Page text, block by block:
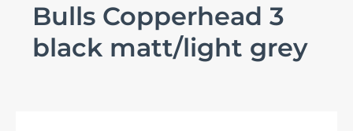
Bulls Copperhead 3
black matt/light grey